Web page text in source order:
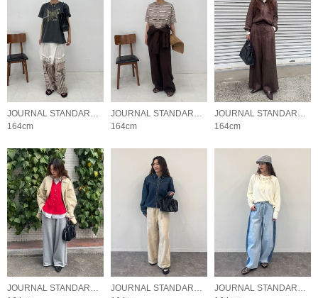
JOURNAL STANDARD LADYS
164cm
JOURNAL STANDARD LADYS
164cm
JOURNAL STANDARD LADYS
164cm
JOURNAL STANDARD LADYS
JOURNAL STANDARD LADYS
JOURNAL STANDARD LADYS